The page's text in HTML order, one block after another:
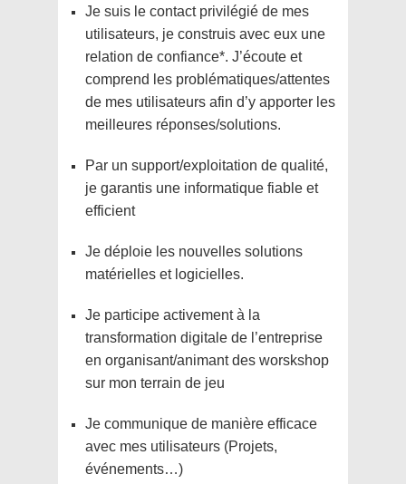
Je suis le contact privilégié de mes
utilisateurs, je construis avec eux une
relation de confiance*. J’écoute et
comprend les problématiques/attentes
de mes utilisateurs afin d’y apporter les
meilleures réponses/solutions.
Par un support/exploitation de qualité,
je garantis une informatique fiable et
efficient
Je déploie les nouvelles solutions
matérielles et logicielles.
Je participe activement à la
transformation digitale de l’entreprise
en organisant/animant des worskshop
sur mon terrain de jeu
Je communique de manière efficace
avec mes utilisateurs (Projets,
événements…)